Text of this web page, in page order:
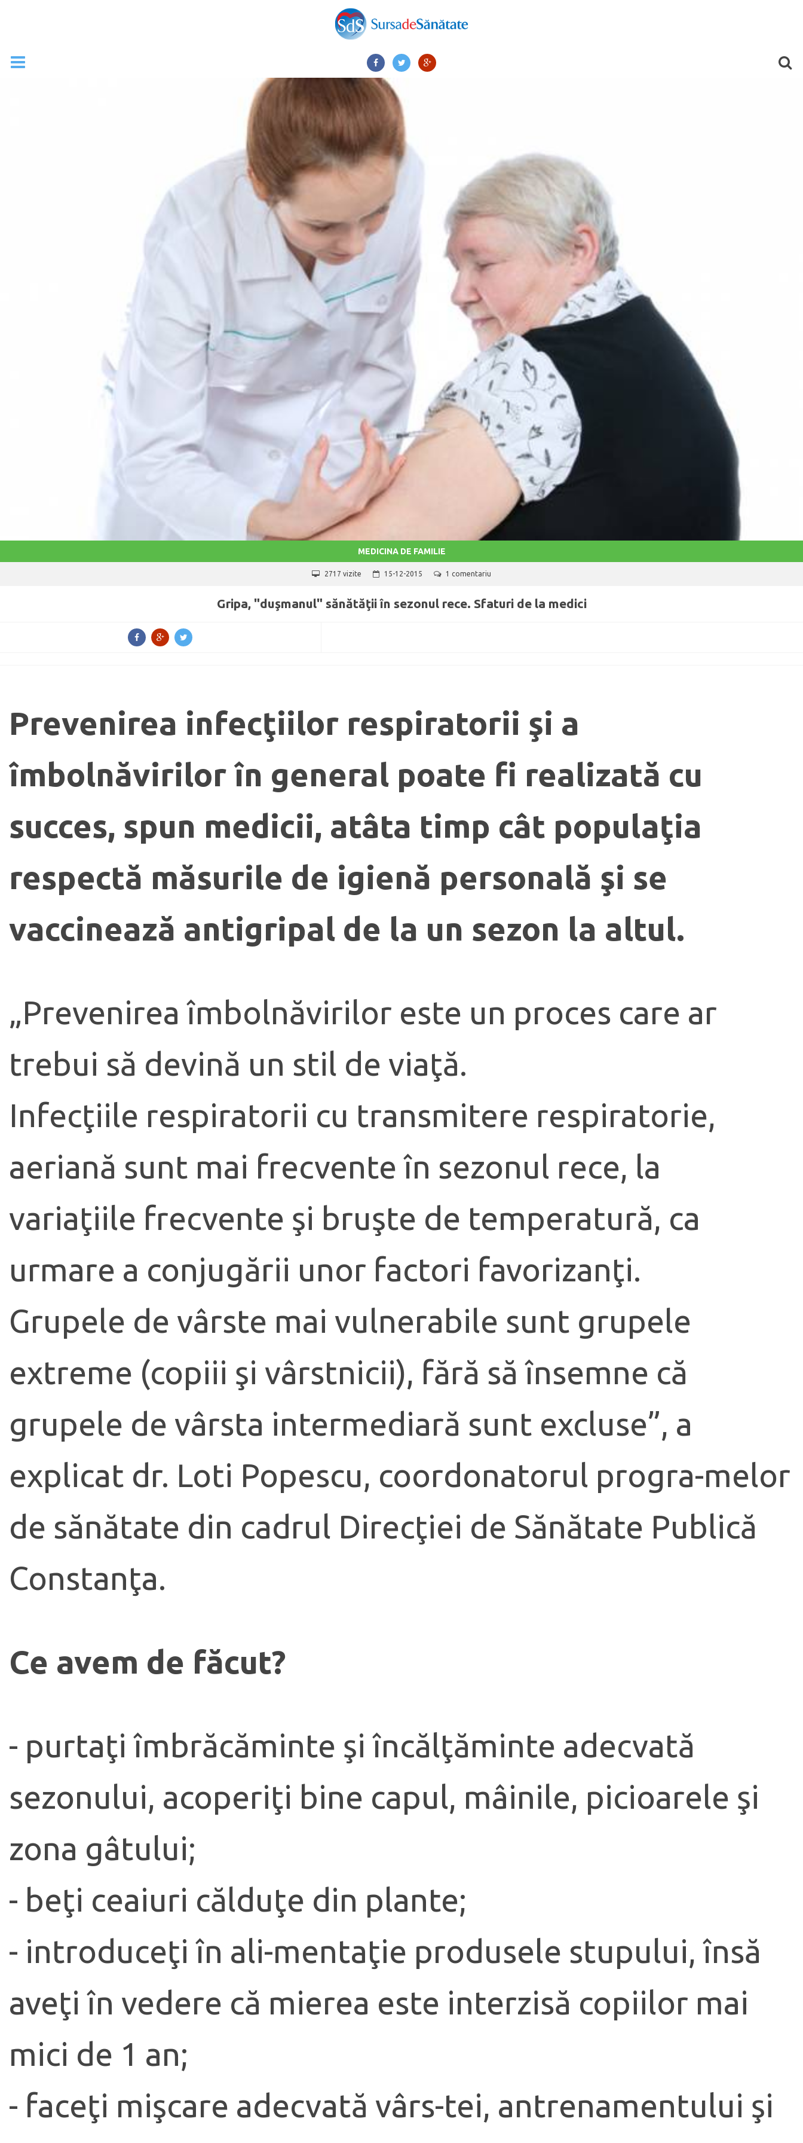
MEDICINA DE FAMILIE
2717 vizite 15-12-2015 1 comentariu
Gripa, "duşmanul" sănătăţii în sezonul rece. Sfaturi de la medici
Prevenirea infecţiilor respiratorii şi a
îmbolnăvirilor în general poate fi realizată cu
succes, spun medicii, atâta timp cât populaţia
respectă măsurile de igienă personală şi se
vaccinează antigripal de la un sezon la altul.
„Prevenirea îmbolnăvirilor este un proces care ar
trebui să devină un stil de viaţă.
Infecţiile respiratorii cu transmitere respiratorie,
aeriană sunt mai frecvente în sezonul rece, la
variaţiile frecvente şi bruşte de temperatură, ca
urmare a conjugării unor factori favorizanţi.
Grupele de vârste mai vulnerabile sunt grupele
extreme (copiii şi vârstnicii), fără să însemne că
grupele de vârsta intermediară sunt excluse”, a
explicat dr. Loti Popescu, coordonatorul progra-melor
de sănătate din cadrul Direcţiei de Sănătate Publică
Constanţa.
Ce avem de făcut?
- purtaţi îmbrăcăminte şi încălţăminte adecvată
sezonului, acoperiţi bine capul, mâinile, picioarele şi
zona gâtului;
- beţi ceaiuri călduţe din plante;
- introduceţi în ali-mentaţie produsele stupului, însă
aveţi în vedere că mierea este interzisă copiilor mai
mici de 1 an;
- faceţi mişcare adecvată vârs-tei, antrenamentului şi